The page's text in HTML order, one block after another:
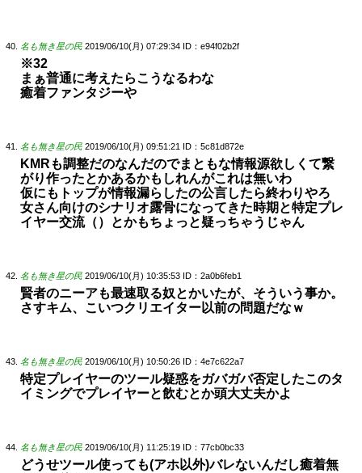
名も無き星の民 2019/06/10(月) 07:29:34 ID：e94f02b2f
※32
まぁ普通に考えたらこうなるわな
癒着ファンタジーや
名も無き星の民 2019/06/10(月) 09:51:21 ID：5c81d872e
KMRも調整だのなんだのでまともな情報源欲しくて繋
がり作ったとかあるかもしれんがこれは無いわ
仮にもトップが情報漏らしたの公言したら終わりやろ
女さん向けのシナリオ露骨になってきた時期と特定プレ
イヤー交流（）とかもちょっと疑っちゃうじゃん
名も無き星の民 2019/06/10(月) 10:35:53 ID：2a0b6feb1
賢者のニーアも最速取る奴とかいたが、そういう事か。
さすキム、こいつクリエイター以前の問題だなｗ
名も無き星の民 2019/06/10(月) 10:50:26 ID：4e7c622a7
特定プレイヤーのツール疑惑をガバガバ否定したこのタ
イミングでプレイヤーと飲むとか頭大丈夫かよ
名も無き星の民 2019/06/10(月) 11:25:19 ID：77cb0bc33
どうせツール使っても(アホ以外)バレないんだし癒着無